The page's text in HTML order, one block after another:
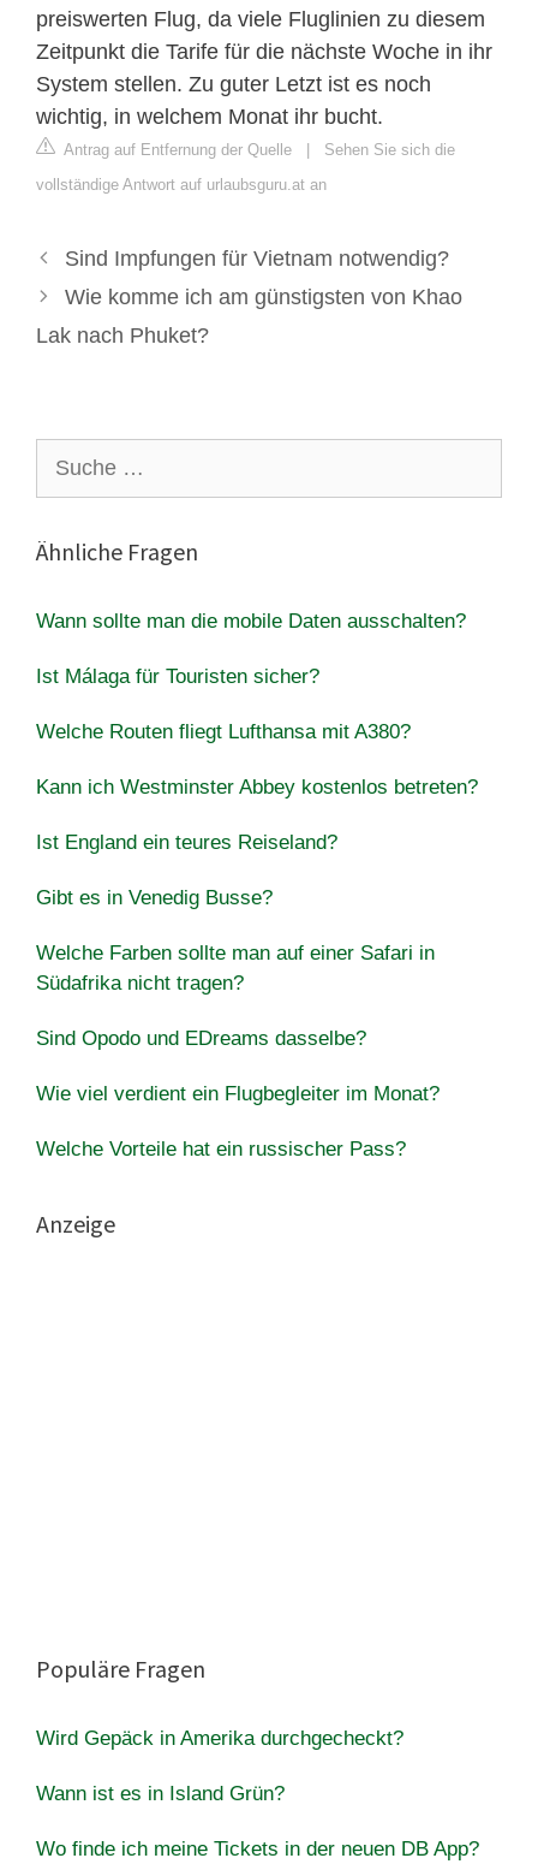
preiswerten Flug, da viele Fluglinien zu diesem
Zeitpunkt die Tarife für die nächste Woche in ihr
System stellen. Zu guter Letzt ist es noch
wichtig, in welchem Monat ihr bucht.
Antrag auf Entfernung der Quelle | Sehen Sie sich die
vollständige Antwort auf urlaubsguru.at an
Sind Impfungen für Vietnam notwendig?
Wie komme ich am günstigsten von Khao
Lak nach Phuket?
nach:
Ähnliche Fragen
Wann sollte man die mobile Daten ausschalten?
Ist Málaga für Touristen sicher?
Welche Routen fliegt Lufthansa mit A380?
Kann ich Westminster Abbey kostenlos betreten?
Ist England ein teures Reiseland?
Gibt es in Venedig Busse?
Welche Farben sollte man auf einer Safari in
Südafrika nicht tragen?
Sind Opodo und EDreams dasselbe?
Wie viel verdient ein Flugbegleiter im Monat?
Welche Vorteile hat ein russischer Pass?
Anzeige
Populäre Fragen
Wird Gepäck in Amerika durchgecheckt?
Wann ist es in Island Grün?
Wo finde ich meine Tickets in der neuen DB App?